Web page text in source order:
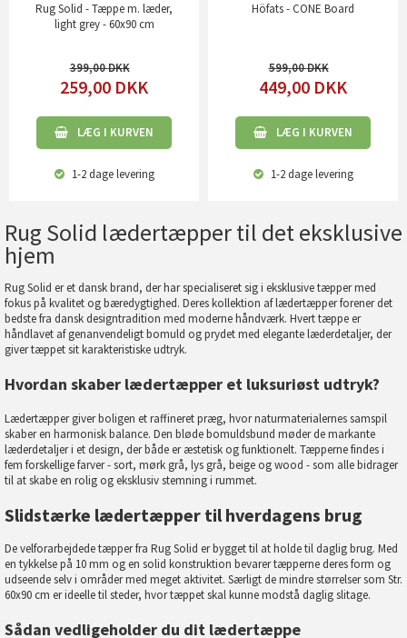
Rug Solid - Tæppe m. læder,
light grey - 60x90 cm
399,00
259,00 DKK
LÆG I KURVEN
1-2 dagelevering
Höfats - CONE Board
599,00
449,00 DKK
LÆG I KURVEN
1-2 dagelevering
Rug Solid lædertæpper til det eksklusive
hjem
Rug Solid er et dansk brand, der har specialiseret sig i eksklusive tæpper med
fokus på kvalitet og bæredygtighed. Deres kollektion af lædertæpper forener det
bedste fra dansk designtradition med moderne håndværk. Hvert tæppe er
håndlavet af genanvendeligt bomuld og prydet med elegante læderdetaljer, der
giver tæppet sit karakteristiske udtryk.
Hvordan skaber lædertæpper et luksuriøst udtryk?
Lædertæpper giver boligen et raffineret præg, hvor naturmaterialernes samspil
skaber en harmonisk balance. Den bløde bomuldsbund møder de markante
læderdetaljer i et design, der både er æstetisk og funktionelt. Tæpperne findes i
fem forskellige farver - sort, mørk grå, lys grå, beige og wood - som alle bidrager
til at skabe en rolig og eksklusiv stemning i rummet.
Slidstærke lædertæpper til hverdagens brug
De velforarbejdede tæpper fra Rug Solid er bygget til at holde til daglig brug. Med
en tykkelse på 10 mm og en solid konstruktion bevarer tæpperne deres form og
udseende selv i områder med meget aktivitet. Særligt de mindre størrelser som Str.
60x90 cm er ideelle til steder, hvor tæppet skal kunne modstå daglig slitage.
Sådan vedligeholder du dit lædertæppe